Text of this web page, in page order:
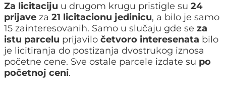
Za licitaciju u drugom krugu pristigle su 24
prijave za 21 licitacionu jedinicu, a bilo je samo
15 zainteresovanih. Samo u slučaju gde se za
istu parcelu prijavilo četvoro interesenata bilo
je licitiranja do postizanja dvostrukog iznosa
početne cene. Sve ostale parcele izdate su po
početnoj ceni.